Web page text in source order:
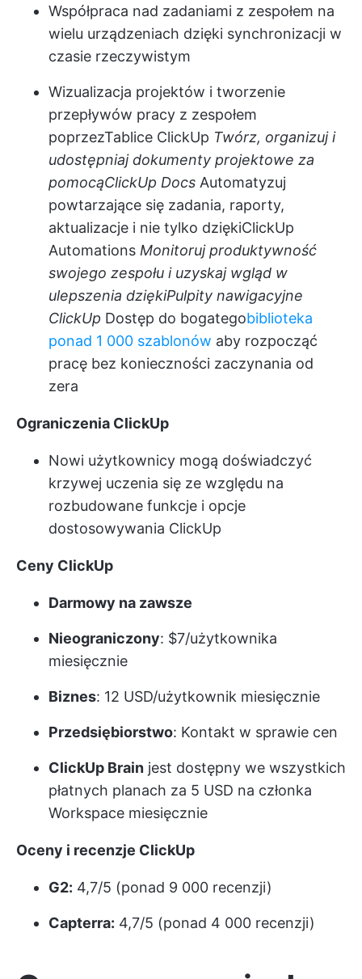
Współpraca nad zadaniami z zespołem na
wielu urządzeniach dzięki synchronizacji w
czasie rzeczywistym
Wizualizacja projektów i tworzenie
przepływów pracy z zespołem
poprzezTablice ClickUp Twórz, organizuj i
udostępniaj dokumenty projektowe za
pomocąClickUp Docs Automatyzuj
powtarzające się zadania, raporty,
aktualizacje i nie tylko dziękiClickUp
Automations Monitoruj produktywność
swojego zespołu i uzyskaj wgląd w
ulepszenia dziękiPulpity nawigacyjne
ClickUp Dostęp do bogategobiblioteka
ponad 1 000 szablonów aby rozpocząć
pracę bez konieczności zaczynania od
zera
Ograniczenia ClickUp
Nowi użytkownicy mogą doświadczyć
krzywej uczenia się ze względu na
rozbudowane funkcje i opcje
dostosowywania ClickUp
Ceny ClickUp
Darmowy na zawsze
Nieograniczony: $7/użytkownika
miesięcznie
Biznes: 12 USD/użytkownik miesięcznie
Przedsiębiorstwo: Kontakt w sprawie cen
ClickUp Brain jest dostępny we wszystkich
płatnych planach za 5 USD na członka
Workspace miesięcznie
Oceny i recenzje ClickUp
G2: 4,7/5 (ponad 9 000 recenzji)
Capterra: 4,7/5 (ponad 4 000 recenzji)